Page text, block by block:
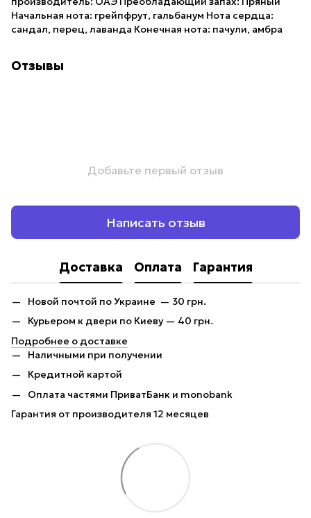
Начальная нота: грейпфрут, гальбанум Нота сердца:
сандал, перец, лаванда Конечная нота: пачули, амбра
Отзывы
Добавьте первый отзыв
Написать отзыв
Доставка Оплата Гарантия
Новой почтой по Украине — 30 грн.
Курьером к двери по Киеву — 40 грн.
Подробнее о доставке
Наличными при получении
Кредитной картой
Оплата частями ПриватБанк и monobank
Гарантия от производителя 12 месяцев